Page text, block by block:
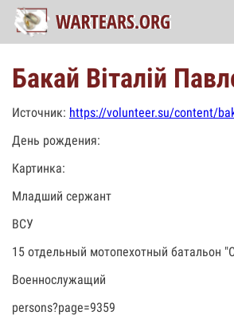
Бакай Віталій
Источник: https://volunteer.su/content/
День рождения:
Картинка:
Младший сержант
ВСУ
15 отдельный мотопехотный батальон
Военнослужащий
persons?page=9359